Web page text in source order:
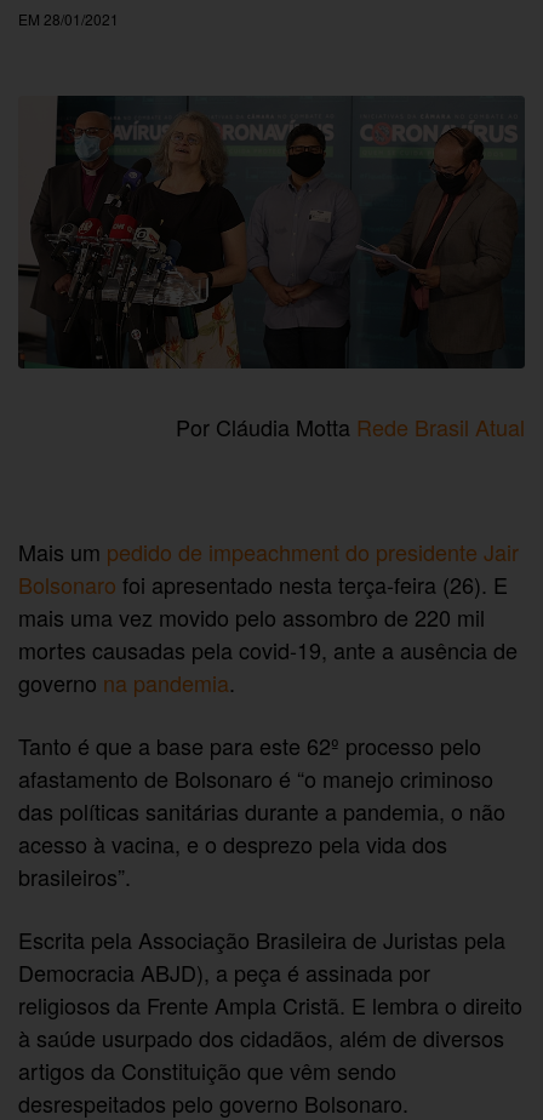
EM 28/01/2021
Por Cláudia Motta Rede Brasil Atual
Mais um pedido de impeachment do presidente Jair
Bolsonaro foi apresentado nesta terça-feira (26). E
mais uma vez movido pelo assombro de 220 mil
mortes causadas pela covid-19, ante a ausência de
governo na pandemia.
Tanto é que a base para este 62º processo pelo
afastamento de Bolsonaro é “o manejo criminoso
das políticas sanitárias durante a pandemia, o não
acesso à vacina, e o desprezo pela vida dos
brasileiros”.
Escrita pela Associação Brasileira de Juristas pela
Democracia ABJD), a peça é assinada por
religiosos da Frente Ampla Cristã. E lembra o direito
à saúde usurpado dos cidadãos, além de diversos
artigos da Constituição que vêm sendo
desrespeitados pelo governo Bolsonaro.